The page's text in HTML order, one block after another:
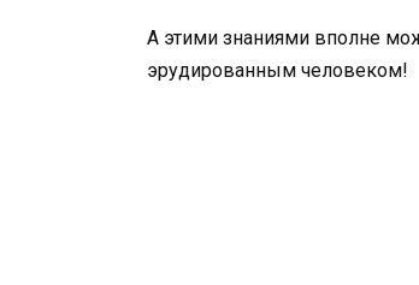
А этими знаниями вполне
эрудированным человеком!